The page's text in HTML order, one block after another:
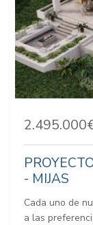
- MIJAS
Cada uno de
a las